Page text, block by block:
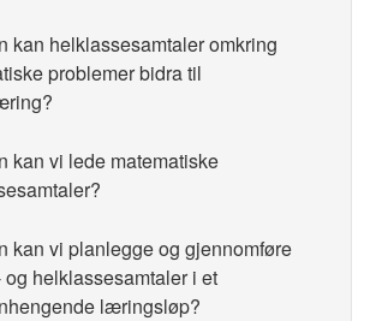
kan helklassesamtaler omkring
problemer bidra til
kan vi lede matematiske
kan vi planlegge og gjennomføre
og helklassesamtaler i et
læringsløp?